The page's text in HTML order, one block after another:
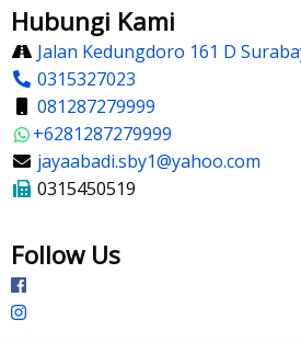
Hubungi Kami
Jalan Kedungdoro 161 D
0315327023
081287279999
+6281287279999
jayaabadi.sby1@yahoo.com
0315450519
Follow Us